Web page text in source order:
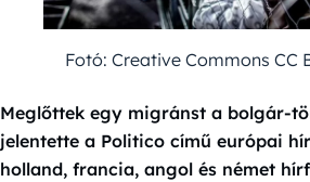
Fotó: Creative Commons CC
Meglőttek egy migránst a bolgár-
jelentette a Politico című európai
holland, francia, angol és német